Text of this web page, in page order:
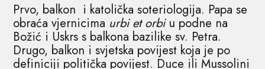
Prvo, balkon i katolička soteriologija. Papa se
obraća vjernicima urbi et orbiu podne na
Božić i Uskrs s balkona bazilike sv. Petra.
Drugo, balkon i svjetska povijest koja je po
definiciji politička povijest. Duce ili Mussolini